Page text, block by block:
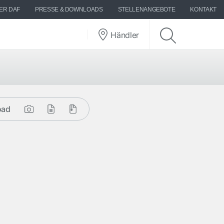
DAF PRESSE & DOWNLOADS STELLENANGEBOTE KONTAKT
Händler